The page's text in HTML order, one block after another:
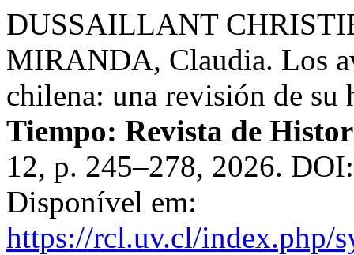
DUSSAILLANT
MIRANDA, Claudia. Los
chilena: una revisión de
Tiempo: Revista de
12, p. 245–278, 2026.
Disponível em:
https://rcl.uv.cl/index.php/